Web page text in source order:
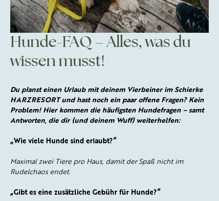
Hunde-FAQ – Alles, was du
wissen musst!
Du planst einen Urlaub mit deinem Vierbeiner im Schierke
HARZRESORT und hast noch ein paar offene Fragen? Kein
Problem! Hier kommen die häufigsten Hundefragen – samt
Antworten, die dir (und deinem Wuff) weiterhelfen:
„Wie viele Hunde sind erlaubt?“
Maximal zwei Tiere pro Haus, damit der Spaß nicht im
Rudelchaos endet.
„Gibt es eine zusätzliche Gebühr für Hunde?“